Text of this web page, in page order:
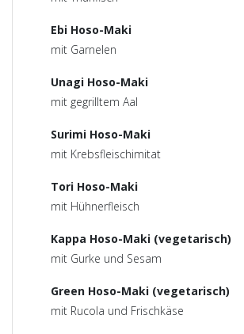
Ebi Hoso-Maki
mit Garnelen
Unagi Hoso-Maki
mit gegrilltem Aal
Surimi Hoso-Maki
mit Krebsfleischimitat
Tori Hoso-Maki
mit Hühnerfleisch
Kappa Hoso-Maki (vegetarisch)
mit Gurke und Sesam
Green Hoso-Maki (vegetarisch)
mit Rucola und Frischkäse